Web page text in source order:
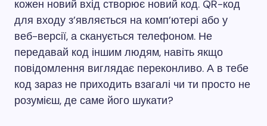
кожен новий вхід створює новий код. QR-код
для входу з’являється на комп’ютері або у
веб-версії, а сканується телефоном. Не
передавай код іншим людям, навіть якщо
повідомлення виглядає переконливо. А в тебе
код зараз не приходить взагалі чи ти просто не
розумієш, де саме його шукати?